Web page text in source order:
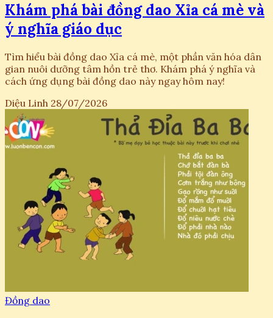
Khám phá bài đồng dao Xỉa cá mè và
ý nghĩa giáo dục
Tìm hiểu bài đồng dao Xỉa cá mè, một phần văn hóa dân
gian nuôi dưỡng tâm hồn trẻ thơ. Khám phá ý nghĩa và
cách ứng dụng bài đồng dao này ngay hôm nay!
Diệu Linh 28/07/2026
Đồng dao